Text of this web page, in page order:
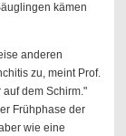
kämen
anderen
zu, meint Prof.
dem Schirm."
Frühphase der
wie eine